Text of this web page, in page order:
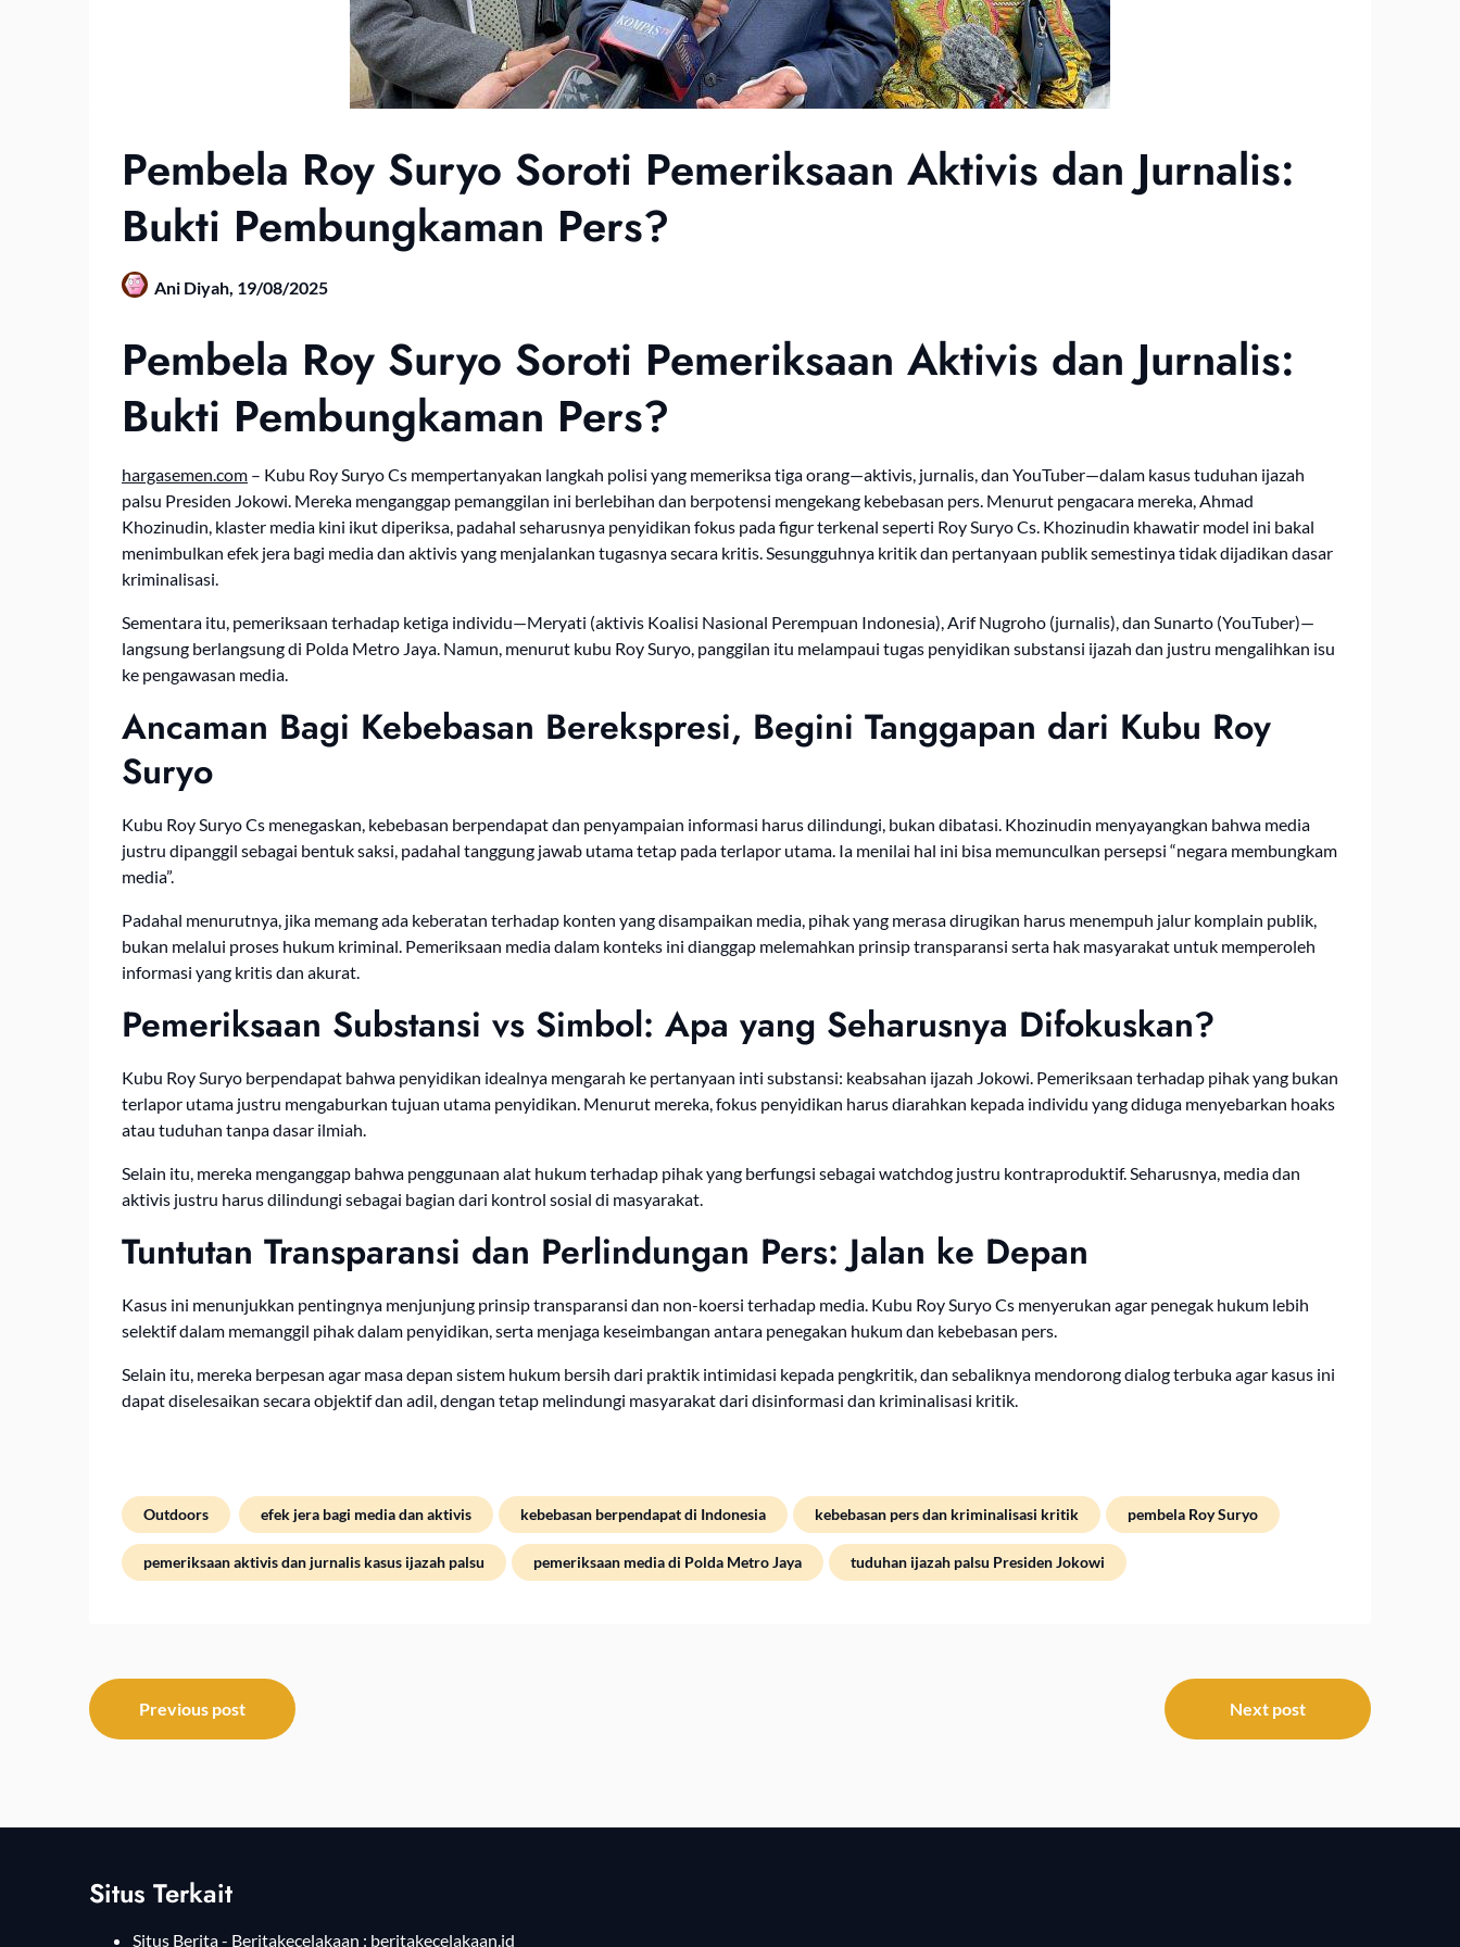
Pembela Roy Suryo Soroti Pemeriksaan Aktivis dan Jurnalis:
Bukti Pembungkaman Pers?
Ani Diyah, 19/08/2025
Pembela Roy Suryo Soroti Pemeriksaan Aktivis dan Jurnalis:
Bukti Pembungkaman Pers?
hargasemen.com – Kubu Roy Suryo Cs mempertanyakan langkah polisi yang memeriksa tiga orang—aktivis, jurnalis, dan YouTuber—dalam kasus tuduhan ijazah
palsu Presiden Jokowi. Mereka menganggap pemanggilan ini berlebihan dan berpotensi mengekang kebebasan pers. Menurut pengacara mereka, Ahmad
Khozinudin, klaster media kini ikut diperiksa, padahal seharusnya penyidikan fokus pada figur terkenal seperti Roy Suryo Cs. Khozinudin khawatir model ini bakal
menimbulkan efek jera bagi media dan aktivis yang menjalankan tugasnya secara kritis. Sesungguhnya kritik dan pertanyaan publik semestinya tidak dijadikan dasar
kriminalisasi.
Sementara itu, pemeriksaan terhadap ketiga individu—Meryati (aktivis Koalisi Nasional Perempuan Indonesia), Arif Nugroho (jurnalis), dan Sunarto (YouTuber)—
langsung berlangsung di Polda Metro Jaya. Namun, menurut kubu Roy Suryo, panggilan itu melampaui tugas penyidikan substansi ijazah dan justru mengalihkan isu
ke pengawasan media.
Ancaman Bagi Kebebasan Berekspresi, Begini Tanggapan dari Kubu Roy
Suryo
Kubu Roy Suryo Cs menegaskan, kebebasan berpendapat dan penyampaian informasi harus dilindungi, bukan dibatasi. Khozinudin menyayangkan bahwa media
justru dipanggil sebagai bentuk saksi, padahal tanggung jawab utama tetap pada terlapor utama. Ia menilai hal ini bisa memunculkan persepsi “negara membungkam
media”.
Padahal menurutnya, jika memang ada keberatan terhadap konten yang disampaikan media, pihak yang merasa dirugikan harus menempuh jalur komplain publik,
bukan melalui proses hukum kriminal. Pemeriksaan media dalam konteks ini dianggap melemahkan prinsip transparansi serta hak masyarakat untuk memperoleh
informasi yang kritis dan akurat.
Pemeriksaan Substansi vs Simbol: Apa yang Seharusnya Difokuskan?
Kubu Roy Suryo berpendapat bahwa penyidikan idealnya mengarah ke pertanyaan inti substansi: keabsahan ijazah Jokowi. Pemeriksaan terhadap pihak yang bukan
terlapor utama justru mengaburkan tujuan utama penyidikan. Menurut mereka, fokus penyidikan harus diarahkan kepada individu yang diduga menyebarkan hoaks
atau tuduhan tanpa dasar ilmiah.
Selain itu, mereka menganggap bahwa penggunaan alat hukum terhadap pihak yang berfungsi sebagai watchdog justru kontraproduktif. Seharusnya, media dan
aktivis justru harus dilindungi sebagai bagian dari kontrol sosial di masyarakat.
Tuntutan Transparansi dan Perlindungan Pers: Jalan ke Depan
Kasus ini menunjukkan pentingnya menjunjung prinsip transparansi dan non-koersi terhadap media. Kubu Roy Suryo Cs menyerukan agar penegak hukum lebih
selektif dalam memanggil pihak dalam penyidikan, serta menjaga keseimbangan antara penegakan hukum dan kebebasan pers.
Selain itu, mereka berpesan agar masa depan sistem hukum bersih dari praktik intimidasi kepada pengkritik, dan sebaliknya mendorong dialog terbuka agar kasus ini
dapat diselesaikan secara objektif dan adil, dengan tetap melindungi masyarakat dari disinformasi dan kriminalisasi kritik.
Outdoors efek jera bagi media dan aktivis kebebasan berpendapat di Indonesia kebebasan pers dan kriminalisasi kritik pembela Roy Suryo
pemeriksaan aktivis dan jurnalis kasus ijazah palsu pemeriksaan media di Polda Metro Jaya tuduhan ijazah palsu Presiden Jokowi
Post
navigation
Previous post Next post
Situs Terkait
Situs Berita - Beritakecelakaan : beritakecelakaan.id